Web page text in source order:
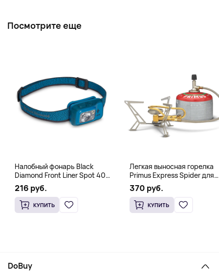
Посмотрите еще
Налобный фонарь Black
Diamond Front Liner Spot 400-
R Azul, синий
216 руб.
КУПИТЬ
Легкая выносная горелка
Primus Express Spider для
быстрого кипячения,
стальной
370 руб.
КУПИТЬ
DoBuy